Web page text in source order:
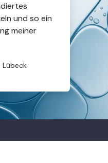
und so ein
meiner
Lübeck